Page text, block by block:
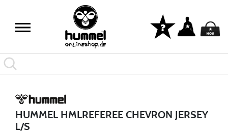
HUMMEL HMLREFEREE CHEVRON JERSEY
L/S